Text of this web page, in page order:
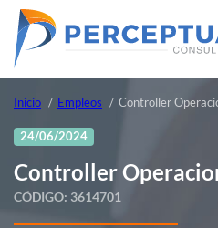
Inicio Empleos Controller
24/06/2024
Controller
CÓDIGO: 3614701